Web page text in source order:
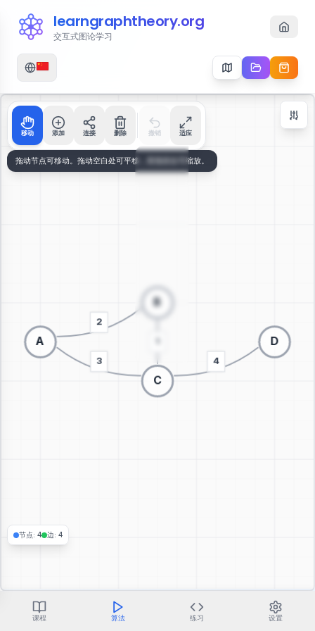
learngraphtheory.org
交互式图论学习
移动 添加 连接 删除 撤销 适应
Zoom Controls
切换到3D可视化
节点: 4 边: 4
课程 算法 练习 设置